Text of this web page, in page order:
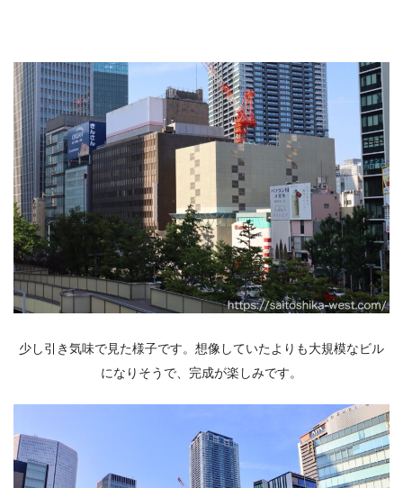
少し引き気味で見た様子です。想像していたよりも大規模なビル
になりそうで、完成が楽しみです。